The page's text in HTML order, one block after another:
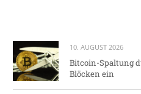
10. AUGUST 2026
Bitcoin-Spaltung
Blöcken ein